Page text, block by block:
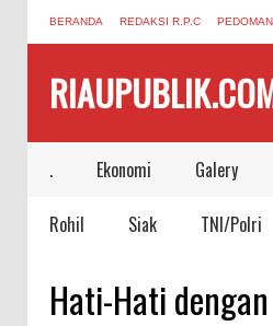
BERANDA REDAKSI R.P.C
. Ekonomi Galery
Rohil Siak TNI/Polri
Hati-Hati